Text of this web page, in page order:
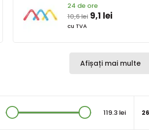
24 de ore
10,6 lei 9,1 lei
cu TVA
Afișați mai multe
119.3 lei